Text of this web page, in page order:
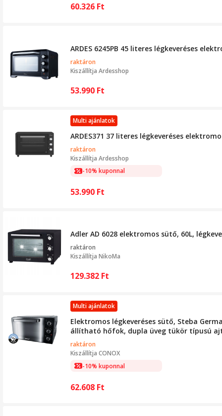
60.326 Ft
ARDES 6245PB 45 literes légkeveréses
raktáron
Kiszállítja Ardesshop
53.990 Ft
Multi ajánlatok
ARDES371 37 literes légkeveréses
raktáron
Kiszállítja Ardesshop
-10% kuponnal
53.990 Ft
Adler AD 6028 elektromos sütő, 60L,
raktáron
Kiszállítja NikoMa
129.382 Ft
Multi ajánlatok
Elektromos légkeveréses sütő, Steba
állítható hőfok, dupla üveg tükör típusú
raktáron
Kiszállítja CONOX
-10% kuponnal
62.608 Ft